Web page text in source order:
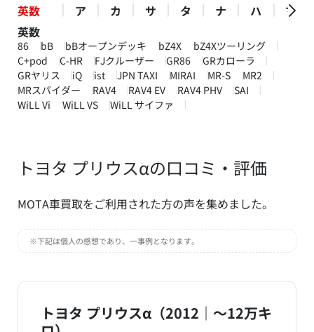
英数 ア カ サ タ ナ ハ
マ
英数
86 bB bBオープンデッキ bZ4X
bZ4Xツーリング
C+pod
C-HR FJクルーザー GR86
GRカローラ
GRヤリス
iQ ist JPN TAXI MIRAI MR-S
MR2
MRスパイダー
RAV4 RAV4 EV RAV4 PHV
SAI
WiLL Vi
WiLL VS WiLL サイファ
トヨタ プリウスαの口コミ・評価
MOTA車買取をご利用された方の声を集めました。
※下記は個人の感想であり、一事例となります。
トヨタ プリウスα（2012｜～12万キ